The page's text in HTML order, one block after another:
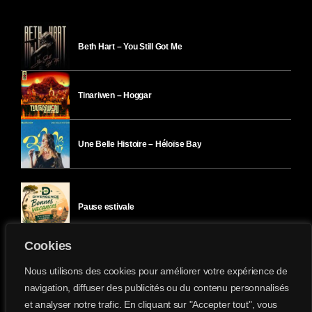
Cookies
Nous utilisons des cookies pour améliorer votre expérience de
navigation, diffuser des publicités ou du contenu personnalisés
et analyser notre trafic. En cliquant sur "Accepter tout", vous
Beth Hart – You Still Got Me
Tinariwen – Hoggar
Une Belle Histoire – Héloïse Bay
Pause estivale
Ici l’Ombre – mardi 28 juillet